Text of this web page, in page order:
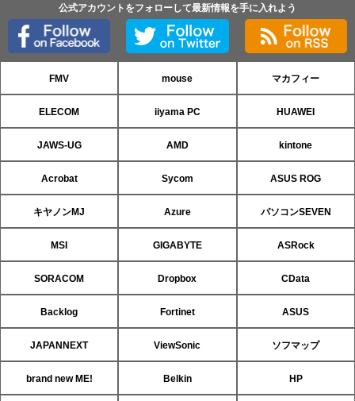
公式アカウントをフォローして最新情報を手に入れよう
FMV mouse マカフィー
ELECOM iiyama PC HUAWEI
JAWS-UG AMD kintone
Acrobat Sycom ASUS ROG
キヤノンMJ Azure パソコンSEVEN
MSI GIGABYTE ASRock
SORACOM Dropbox CData
Backlog Fortinet ASUS
JAPANNEXT ViewSonic ソフマップ
brand new ME! Belkin HP